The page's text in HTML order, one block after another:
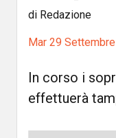
di Redazione
Mar 29
In corso i
effettuerà